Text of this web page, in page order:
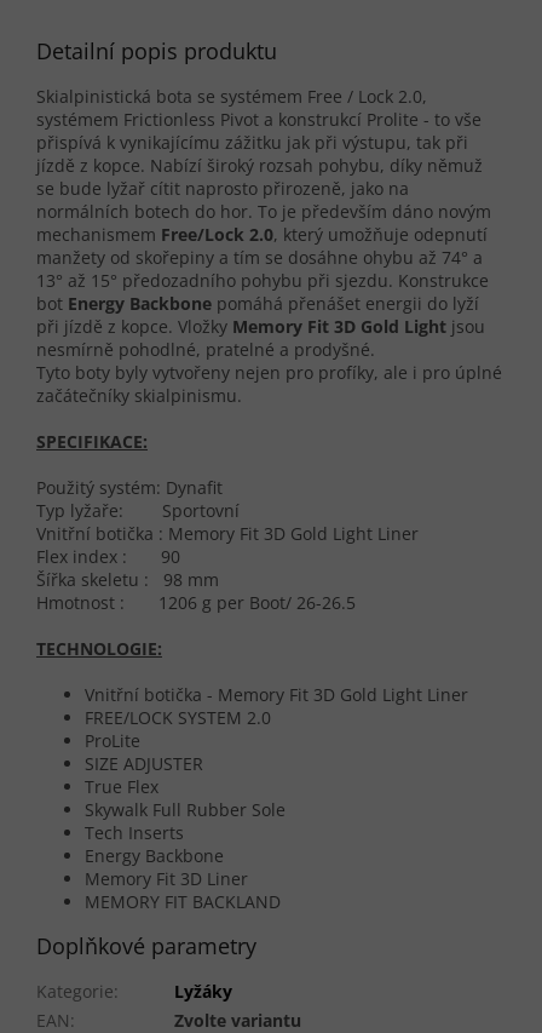
Detailní popis produktu
Skialpinistická bota se systémem Free / Lock 2.0,
systémem Frictionless Pivot a konstrukcí Prolite - to vše
přispívá k vynikajícímu zážitku jak při výstupu, tak při
jízdě z kopce. Nabízí široký rozsah pohybu, díky němuž
se bude lyžař cítit naprosto přirozeně, jako na
normálních botech do hor. To je především dáno novým
mechanismem Free/Lock 2.0, který umožňuje odepnutí
manžety od skořepiny a tím se dosáhne ohybu až 74° a
13° až 15° předozadního pohybu při sjezdu. Konstrukce
bot Energy Backbone pomáhá přenášet energii do lyží
při jízdě z kopce. Vložky Memory Fit 3D Gold Light jsou
nesmírně pohodlné, pratelné a prodyšné.
Tyto boty byly vytvořeny nejen pro profíky, ale i pro úplné
začátečníky skialpinismu.
SPECIFIKACE:
Použitý systém: Dynafit
Typ lyžaře: Sportovní
Vnitřní botička : Memory Fit 3D Gold Light Liner
Flex index : 90
Šířka skeletu : 98 mm
Hmotnost : 1206 g per Boot/ 26-26.5
TECHNOLOGIE:
Vnitřní botička - Memory Fit 3D Gold Light Liner
FREE/LOCK SYSTEM 2.0
ProLite
SIZE ADJUSTER
True Flex
Skywalk Full Rubber Sole
Tech Inserts
Energy Backbone
Memory Fit 3D Liner
MEMORY FIT BACKLAND
Doplňkové parametry
Kategorie:
Lyžáky
EAN:
Zvolte variantu